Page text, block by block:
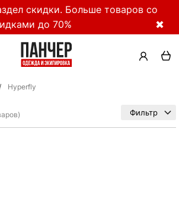
скидки. Больше товаров со
до 70%
✖
Hyperfly
Фильтр